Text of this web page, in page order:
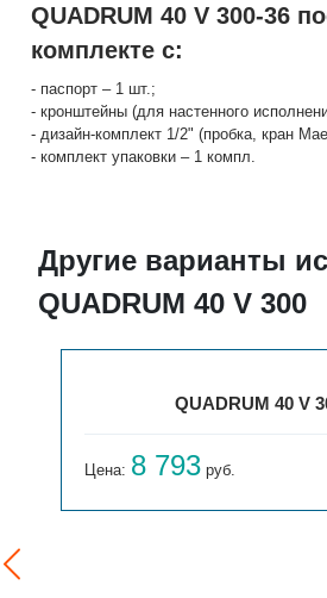
QUADRUM 40 V 300-36
комплекте с:
- паспорт – 1 шт.;
- кронштейны (для настенного
- дизайн-комплект 1/2" (пробка, кран
- комплект упаковки – 1 компл.
Другие варианты
QUADRUM 40 V 300
QUADRUM 40 V
Цена: 8 793 руб.